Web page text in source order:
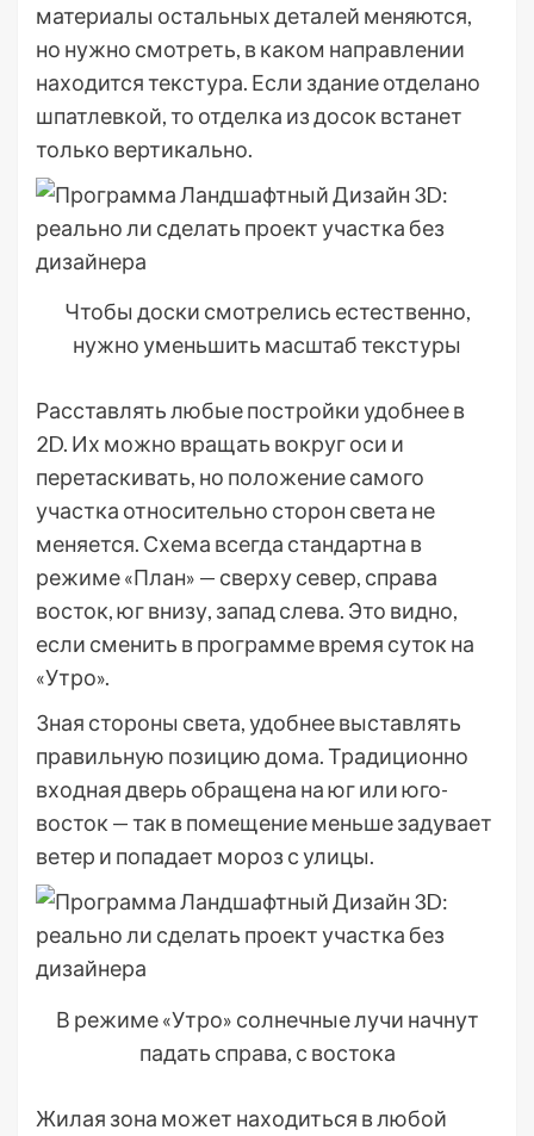
материалы остальных деталей меняются,
но нужно смотреть, в каком направлении
находится текстура. Если здание отделано
шпатлевкой, то отделка из досок встанет
только вертикально.
Чтобы доски смотрелись естественно,
нужно уменьшить масштаб текстуры
Расставлять любые постройки удобнее в
2D. Их можно вращать вокруг оси и
перетаскивать, но положение самого
участка относительно сторон света не
меняется. Схема всегда стандартна в
режиме «План» — сверху север, справа
восток, юг внизу, запад слева. Это видно,
если сменить в программе время суток на
«Утро».
Зная стороны света, удобнее выставлять
правильную позицию дома. Традиционно
входная дверь обращена на юг или юго-
восток — так в помещение меньше задувает
ветер и попадает мороз с улицы.
В режиме «Утро» солнечные лучи начнут
падать справа, с востока
Жилая зона может находиться в любой